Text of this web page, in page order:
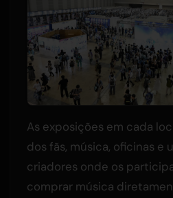
As exposições em cada
dos fãs, música, oficinas e
criadores onde os
comprar música